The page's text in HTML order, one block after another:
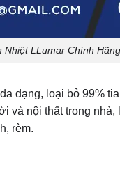
dạng, loại bỏ 99%
nội thất trong nhà,
rèm.